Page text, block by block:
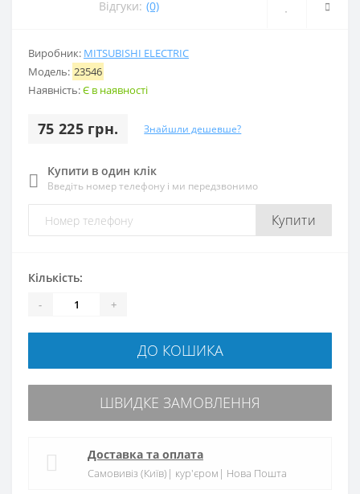
Відгуки: (0)
Виробник: MITSUBISHI ELECTRIC
Модель: 23546
Наявність:Є в наявності
75 225 грн. Знайшли дешевше?
Купити в один клік
Введіть номер телефону і ми передзвонимо
Купити
Кількість:
- +
ДО КОШИКА
ШВИДКЕ ЗАМОВЛЕННЯ
Доставка та оплата
Самовивіз (Київ)| кур'єром| Нова Пошта